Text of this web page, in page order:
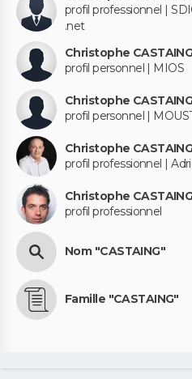
profil professionnel |
.net
Christophe CASTAING
profil personnel | MIOS
Christophe CASTAING
profil personnel |
Christophe CASTAING
profil professionnel |
Christophe
profil professionnel
Nom "CASTAING"
Famille "CASTAING"